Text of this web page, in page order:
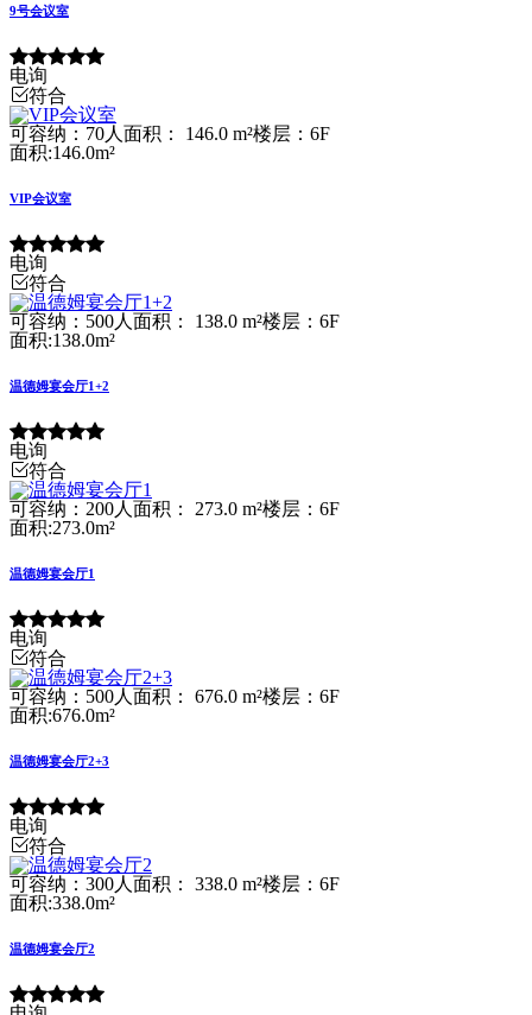
9号会议室
电询
符合
可容纳：70人 面积： 146.0 m²楼层：6F
面积:146.0m²
VIP会议室
电询
符合
可容纳：500人 面积： 138.0 m²楼层：6F
面积:138.0m²
温德姆宴会厅1+2
电询
符合
可容纳：200人 面积： 273.0 m²楼层：6F
面积:273.0m²
温德姆宴会厅1
电询
符合
可容纳：500人 面积： 676.0 m²楼层：6F
面积:676.0m²
温德姆宴会厅2+3
电询
符合
可容纳：300人 面积： 338.0 m²楼层：6F
面积:338.0m²
温德姆宴会厅2